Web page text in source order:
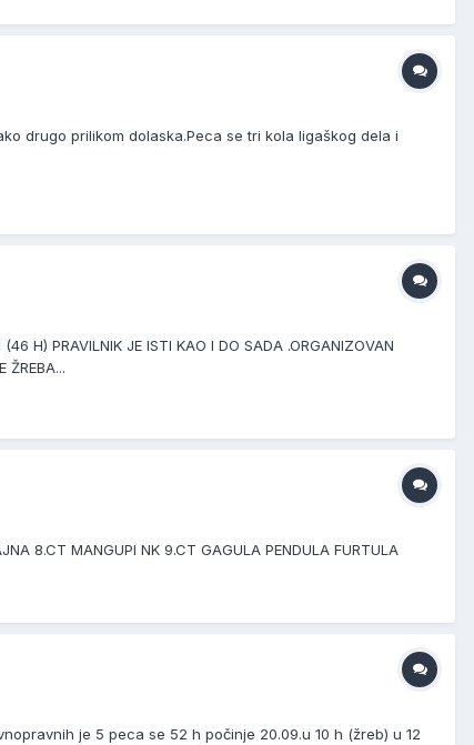
drugo prilikom dolaska.Peca se tri kola ligaškog dela i
H) PRAVILNIK JE ISTI KAO I DO SADA .ORGANIZOVAN
ŽREBA...
8.CT MANGUPI NK 9.CT GAGULA PENDULA FURTULA
je 5 peca se 52 h počinje 20.09.u 10 h (žreb) u 12